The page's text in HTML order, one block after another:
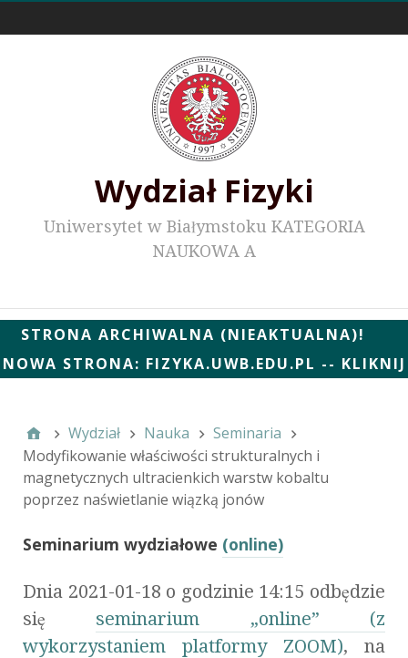
Wydział Fizyki
Uniwersytet w Białymstoku KATEGORIA
NAUKOWA A
STRONA ARCHIWALNA (NIEAKTUALNA)!
NOWA STRONA: FIZYKA.UWB.EDU.PL -- KLIKNIJ
Wydział Nauka
Seminaria
Modyfikowanie właściwości strukturalnych i
magnetycznych ultracienkich warstw kobaltu
poprzez naświetlanie wiązką jonów
Seminarium wydziałowe (online)
Dnia 2021-01-18 o godzinie 14:15 odbędzie
się seminarium „online” (z
wykorzystaniem platformy ZOOM), na